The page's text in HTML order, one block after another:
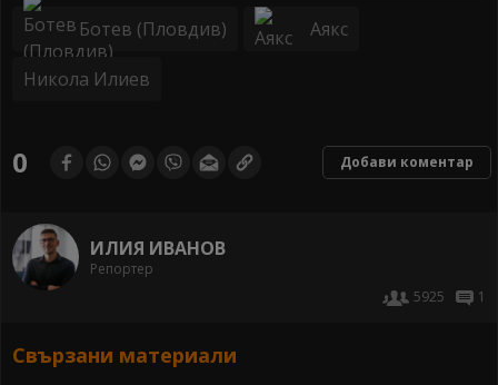
Ботев (Пловдив) Аякс
Никола Илиев
0 Добави коментар
ИЛИЯ ИВАНОВ
Репортер
5925
1
Свързани материали